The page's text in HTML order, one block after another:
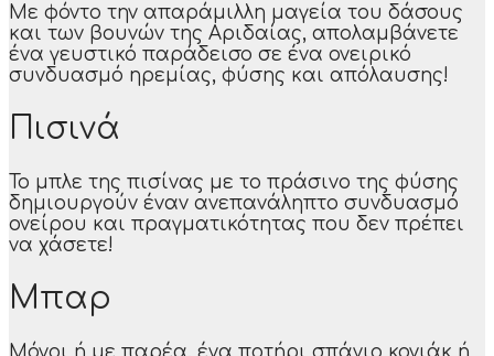
Με φόντο την απαράμιλλη μαγεία του δάσους
και των βουνών της Αριδαίας, απολαμβάνετε
ένα γευστικό παράδεισο σε ένα ονειρικό
συνδυασμό ηρεμίας, φύσης και απόλαυσης!
Πισινά
Το μπλε της πισίνας με το πράσινο της φύσης
δημιουργούν έναν ανεπανάληπτο συνδυασμό
ονείρου και πραγματικότητας που δεν πρέπει
να χάσετε!
Μπαρ